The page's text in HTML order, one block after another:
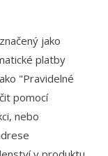
jako
platby
"Pravidelné
pomocí
nebo